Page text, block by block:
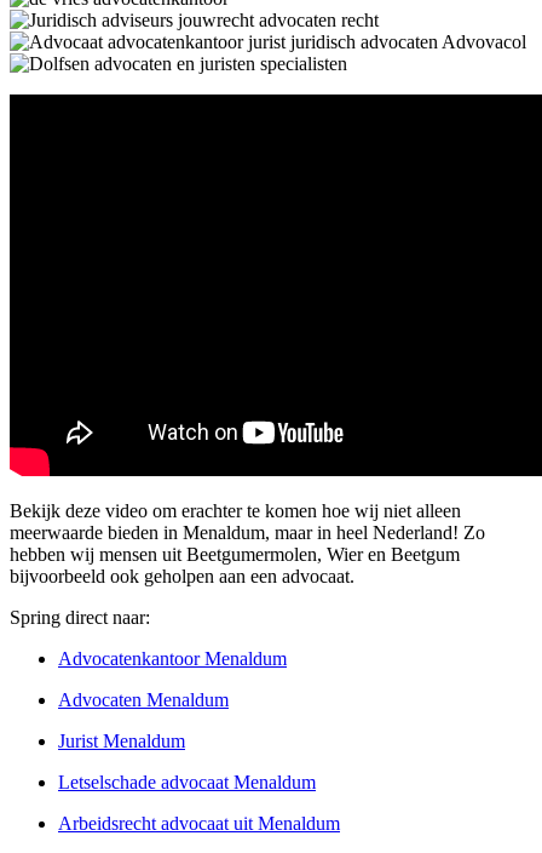
Bekijk deze video om erachter te komen hoe wij niet alleen
meerwaarde bieden in Menaldum, maar in heel Nederland! Zo
hebben wij mensen uit Beetgumermolen, Wier en Beetgum
bijvoorbeeld ook geholpen aan een advocaat.
Spring direct naar:
Advocatenkantoor Menaldum
Advocaten Menaldum
Jurist Menaldum
Letselschade advocaat Menaldum
Arbeidsrecht advocaat uit Menaldum